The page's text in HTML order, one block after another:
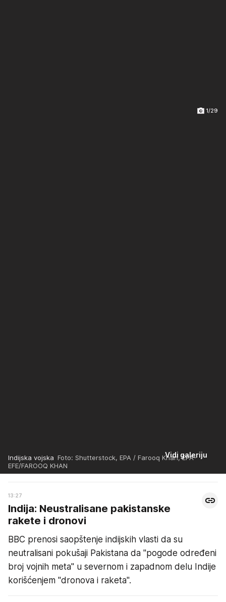
1/29
Vidi galeriju
Indijska vojska Foto: Shutterstock, EPA / Farooq Khan, EPA-
EFE/FAROOQ KHAN
13:27
Indija: Neustralisane pakistanske
rakete i dronovi
BBC prenosi saopštenje indijskih vlasti da su
neutralisani pokušaji Pakistana da "pogode određeni
broj vojnih meta" u severnom i zapadnom delu Indije
korišćenjem "dronova i raketa".